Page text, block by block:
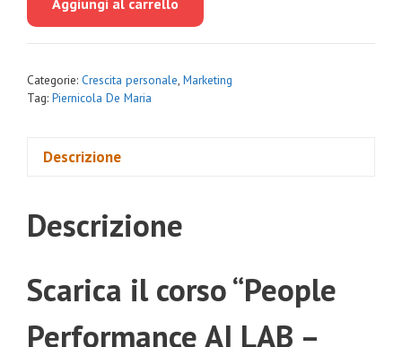
era:
è:
Aggiungi al carrello
Categorie: Crescita personale, Marketing
Tag: Piernicola De Maria
Descrizione
Descrizione
Scarica il corso “People
Performance AI LAB –